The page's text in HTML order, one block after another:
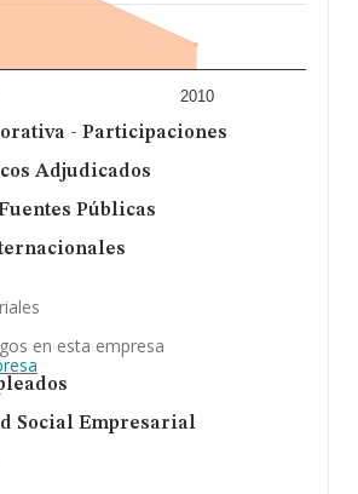
2010
- Participaciones
Adjudicados
Públicas
en esta empresa
Social Empresarial